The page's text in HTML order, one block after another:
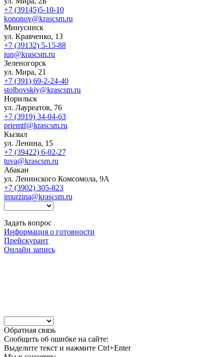
+7 (39145)5-10-10
kononov@krascsm.ru
Минусинск
ул. Кравченко, 13
+7 (39132) 5-15-88
iun@krascsm.ru
Зеленогорск
ул. Мира, 21
+7 (391) 69-2-24-40
stolbovskiy@krascsm.ru
Норильск
ул. Лауреатов, 76
+7 (3919) 34-04-63
priemtf@krascsm.ru
Кызыл
ул. Ленина, 15
+7 (39422) 6-02-27
tuva@krascsm.ru
Абакан
ул. Ленинского Комсомола, 9А
+7 (3902) 305-823
imurzina@krascsm.ru
Задать вопрос
Информация о готовности
Прейскурант
Онлайн запись
Обратная связь
Сообщить об ошибке на сайте:
Выделите текст и нажмите Ctrl+Enter